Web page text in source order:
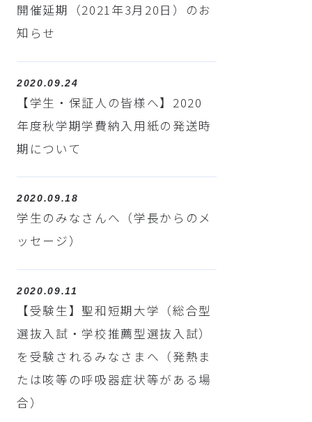
開催延期（2021年3月20日）のお
知らせ
2020.09.24
【学生・保証人の皆様へ】2020
年度秋学期学費納入用紙の発送時
期について
2020.09.18
学生のみなさんへ（学長からのメ
ッセージ）
2020.09.11
【受験生】聖和短期大学（総合型
選抜入試・学校推薦型選抜入試）
を受験されるみなさまへ（発熱ま
たは咳等の呼吸器症状等がある場
合）